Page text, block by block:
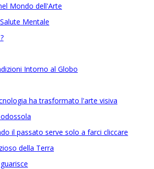
Mondo dell'Arte
Mentale
Intorno al Globo
ha trasformato l'arte visiva
il passato serve solo a farci cliccare
della Terra